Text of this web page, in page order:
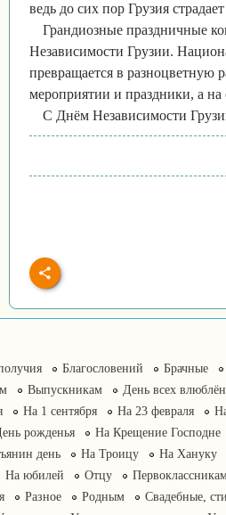
ведь до сих пор Грузия
Грандиозные праздничные
Независимости Грузии.
превращается в разноцветную
мероприятии и праздники, а
С Днём Независимости
Благословений Брачные
Выпускникам День всех
На 1 сентября На 23 февраля
рожденья На Крещение Господне
день На Троицу На Хануку
На юбилей Отцу
Разное Родным Свадебные,